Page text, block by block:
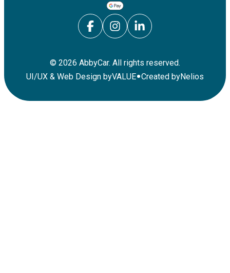
© 2026 AbbyCar. All rights reserved.
UI/UX & Web Design byVALUE•Created byNelios